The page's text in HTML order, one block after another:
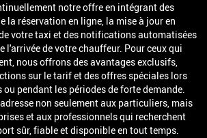
notre offre en intégrant des
la réservation en ligne, la mise à jour en
votre taxi et des notifications automatisées
l'arrivée de votre chauffeur. Pour ceux qui
nous offrons des avantages exclusifs,
sur le tarif et des offres spéciales lors
pendant les périodes de forte demande.
non seulement aux particuliers, mais
et aux professionnels qui recherchent
sûr, fiable et disponible en tout temps.